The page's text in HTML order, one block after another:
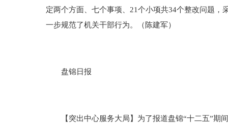
定两个方面、七个事项、21个小项共34个整改问题
一步规范了机关干部行为。（陈建军）
盘锦日报
【突出中心服务大局】为了报道盘锦“十二五”期间